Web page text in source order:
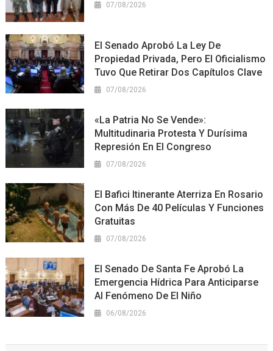
07/08/2026
El Senado Aprobó La Ley De
Propiedad Privada, Pero El Oficialismo
Tuvo Que Retirar Dos Capítulos Clave
07/08/2026
«La Patria No Se Vende»:
Multitudinaria Protesta Y Durísima
Represión En El Congreso
07/08/2026
El Bafici Itinerante Aterriza En Rosario
Con Más De 40 Películas Y Funciones
Gratuitas
07/08/2026
El Senado De Santa Fe Aprobó La
Emergencia Hídrica Para Anticiparse
Al Fenómeno De El Niño
06/08/2026